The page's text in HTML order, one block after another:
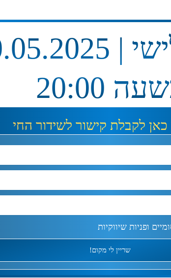
20:00
לקבלת קישור לשידור החי
ופניות שיווקיות
שריין לי מקום!